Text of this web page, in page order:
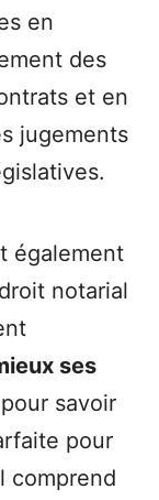
en
des
et en
jugements
également
notarial
ses
savoir
pour
comprend